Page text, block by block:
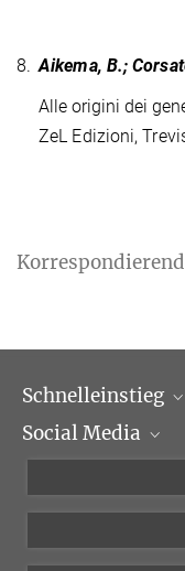
8. Aikema, B.;
Alle origini dei
ZeL Edizioni,
reitz@biblhertz.it
Schnelleinstieg
Wissenschaftliche
Social Media
Bluesky